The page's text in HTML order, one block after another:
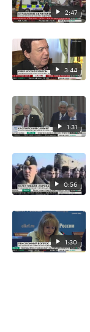
2:47
3:44
1:31
0:56
1:30